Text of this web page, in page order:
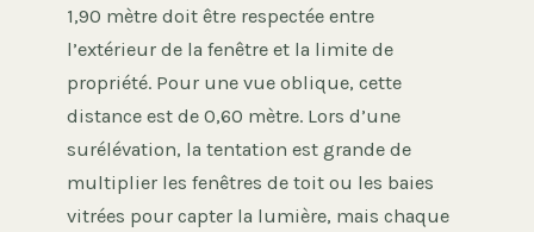
1,90 mètre doit être respectée entre
l’extérieur de la fenêtre et la limite de
propriété. Pour une vue oblique, cette
distance est de 0,60 mètre. Lors d’une
surélévation, la tentation est grande de
multiplier les fenêtres de toit ou les baies
vitrées pour capter la lumière, mais chaque